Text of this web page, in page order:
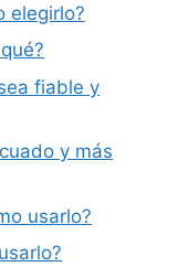
elegirlo?
fiable y
y más
usarlo?